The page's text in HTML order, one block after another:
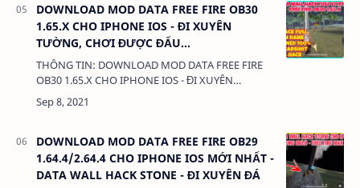
DOWNLOAD MOD DATA FREE FIRE OB30
1.65.X CHO IPHONE IOS - ĐI XUYÊN
TƯỜNG, CHƠI ĐƯỢC ĐẤU
RANK/THƯỜNG, KHÔNG KHÓA/GHIM
NICK.
THÔNG TIN: DOWNLOAD MOD DATA FREE FIRE
OB30 1.65.X CHO IPHONE IOS - ĐI XUYÊN
TƯỜNG, CHƠI ĐƯỢC ĐẤU RANK/THƯỜNG,
KHÔNG KHÓA/GHIM NICK. DUNG LƯỢNG:
DOWNLOAD MOD DATA FREE FIRE OB29
1.64.4/2.64.4 CHO IPHONE IOS MỚI NHẤT -
DATA WALL HACK STONE - ĐI XUYÊN ĐÁ